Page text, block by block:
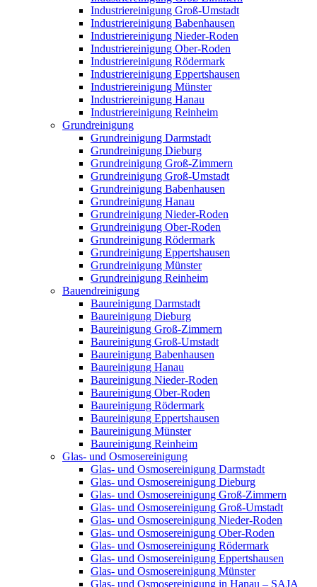
Industriereinigung Groß-Umstadt
Industriereinigung Babenhausen
Industriereinigung Nieder-Roden
Industriereinigung Ober-Roden
Industriereinigung Rödermark
Industriereinigung Eppertshausen
Industriereinigung Münster
Industriereinigung Hanau
Industriereinigung Reinheim
Grundreinigung
Grundreinigung Darmstadt
Grundreinigung Dieburg
Grundreinigung Groß-Zimmern
Grundreinigung Groß-Umstadt
Grundreinigung Babenhausen
Grundreinigung Hanau
Grundreinigung Nieder-Roden
Grundreinigung Ober-Roden
Grundreinigung Rödermark
Grundreinigung Eppertshausen
Grundreinigung Münster
Grundreinigung Reinheim
Bauendreinigung
Baureinigung Darmstadt
Baureinigung Dieburg
Baureinigung Groß-Zimmern
Baureinigung Groß-Umstadt
Baureinigung Babenhausen
Baureinigung Hanau
Baureinigung Nieder-Roden
Baureinigung Ober-Roden
Baureinigung Rödermark
Baureinigung Eppertshausen
Baureinigung Münster
Baureinigung Reinheim
Glas- und Osmosereinigung
Glas- und Osmosereinigung Darmstadt
Glas- und Osmosereinigung Dieburg
Glas- und Osmosereinigung Groß-Zimmern
Glas- und Osmosereinigung Groß-Umstadt
Glas- und Osmosereinigung Nieder-Roden
Glas- und Osmosereinigung Ober-Roden
Glas- und Osmosereinigung Rödermark
Glas- und Osmosereinigung Eppertshausen
Glas- und Osmosereinigung Münster
Glas- und Osmosereinigung in Hanau – SAJA